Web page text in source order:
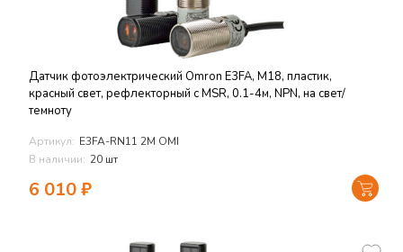
Датчик фотоэлектрический Omron E3FA, M18, пластик,
красный свет, рефлекторный с MSR, 0.1-4м, NPN, на свет/
темноту
Артикул: E3FA-RN11 2M OMI
В наличии: 20 шт
6 010₽